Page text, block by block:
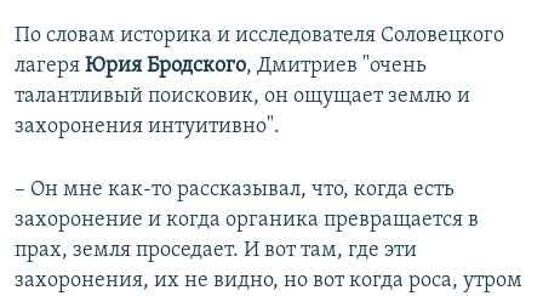
По словам историка и исследователя Соловецкого
лагеря Юрия Бродского, Дмитриев "очень
талантливый поисковик, он ощущает землю и
захоронения интуитивно".
– Он мне как-то рассказывал, что, когда есть
захоронение и когда органика превращается в
прах, земля проседает. И вот там, где эти
захоронения, их не видно, но вот когда роса, утром